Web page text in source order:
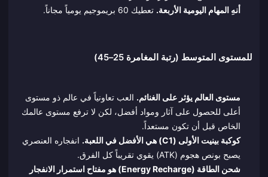
أنهِ المهام اليومية الأربعة. تعطيك 60 بريموجيم يومياً مجاناً.
للمستوى المتوسط (رتبة المغامرة 25–45)
مستوى العالم يؤثر على الغنائم. العب تعاونياً في عالم ذو مستوى
أعلى للحصول على آثار ومواد أفضل، لكن لا ترفع مستوى عالمك
الخاص قبل أن تكون مستعداً.
كوكبة بينيت الأولى (C1) هي الأفضل في اللعبة.
انفجاره العنصري
يصبح بونص هجوم (ATK) يقوي تقريباً كل الفرق.
شحن الطاقة (Energy Recharge) هو مفتاح استمرار الانفجار